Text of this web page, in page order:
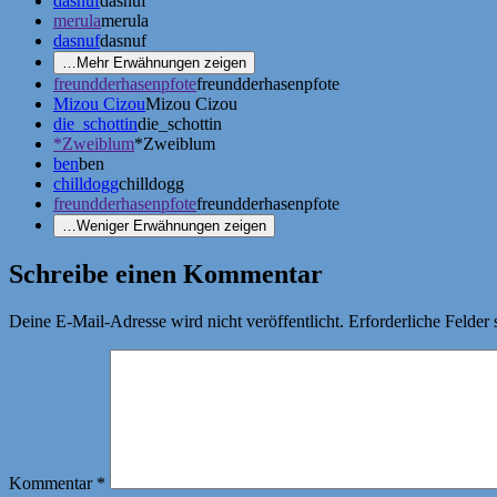
merulamerula
dasnufdasnuf
… Mehr Erwähnungen zeigen
freundderhasenpfotefreundderhasenpfote
Mizou CizouMizou Cizou
die_schottindie_schottin
*Zweiblum*Zweiblum
benben
chilldoggchilldogg
freundderhasenpfotefreundderhasenpfote
…Weniger Erwähnungen zeigen
Schreibe einen Kommentar
Deine E-Mail-Adresse wird nicht veröffentlicht. Erforderliche Felder
Kommentar *